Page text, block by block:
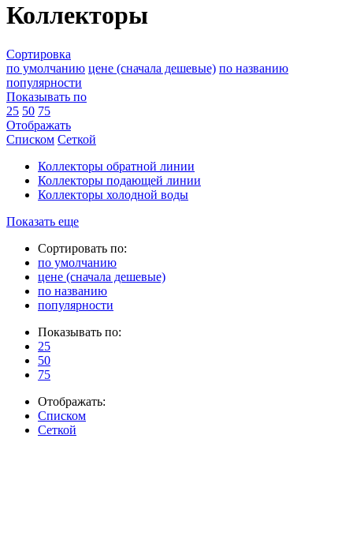
Коллекторы
Сортировка
по умолчанию цене (сначала дешевые) по названию
популярности
Показывать по
25 50 75
Отображать
Списком Сеткой
Коллекторы обратной линии
Коллекторы подающей линии
Коллекторы холодной воды
Показать еще
Сортировать по:
по умолчанию
цене (сначала дешевые)
по названию
популярности
Показывать по:
25
50
75
Отображать:
Списком
Сеткой